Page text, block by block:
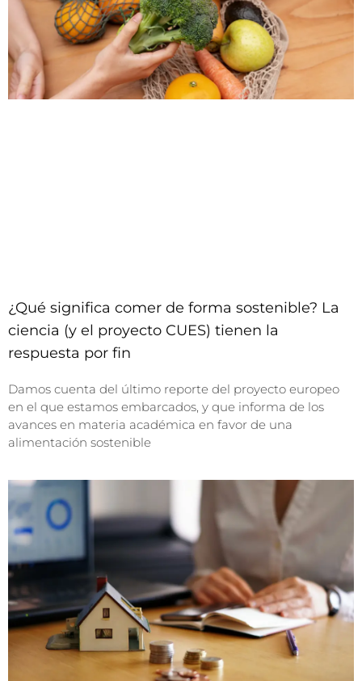
¿Qué significa comer de forma sostenible? La
ciencia (y el proyecto CUES) tienen la
respuesta por fin
Damos cuenta del último reporte del proyecto europeo
en el que estamos embarcados, y que informa de los
avances en materia académica en favor de una
alimentación sostenible